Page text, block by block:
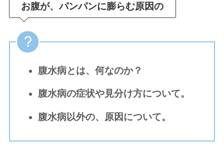
お腹が、パンパンに膨らむ原因の
腹水病とは、何なのか？
腹水病の症状や見分け方について。
腹水病以外の、原因について。